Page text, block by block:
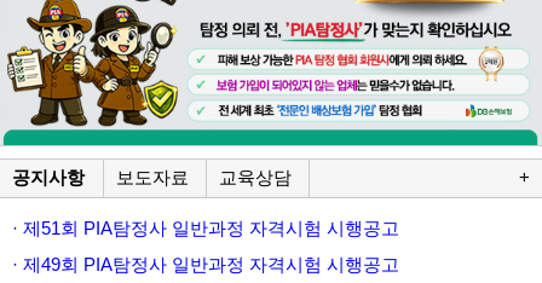
공지사항 보도자료 교육상담 +
· 제51회 PIA탐정사 일반과정 자격시험 시행공고
· 제49회 PIA탐정사 일반과정 자격시험 시행공고